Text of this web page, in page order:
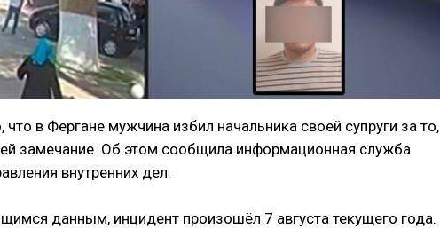
что в Фергане мужчина избил начальника своей супруги за то,
ей замечание. Об этом сообщила информационная служба
внутренних дел.
данным, инцидент произошёл 7 августа текущего года.